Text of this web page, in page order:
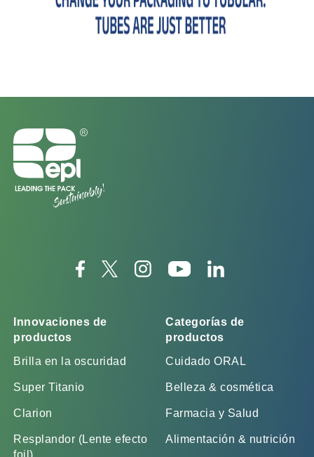
Innovaciones de
productos
Brilla en la oscuridad
Super Titanio
Clarion
Resplandor (Lente efecto
foil)
Categorías de
productos
Cuidado ORAL
Belleza & cosmética
Farmacia y Salud
Alimentación & nutrición